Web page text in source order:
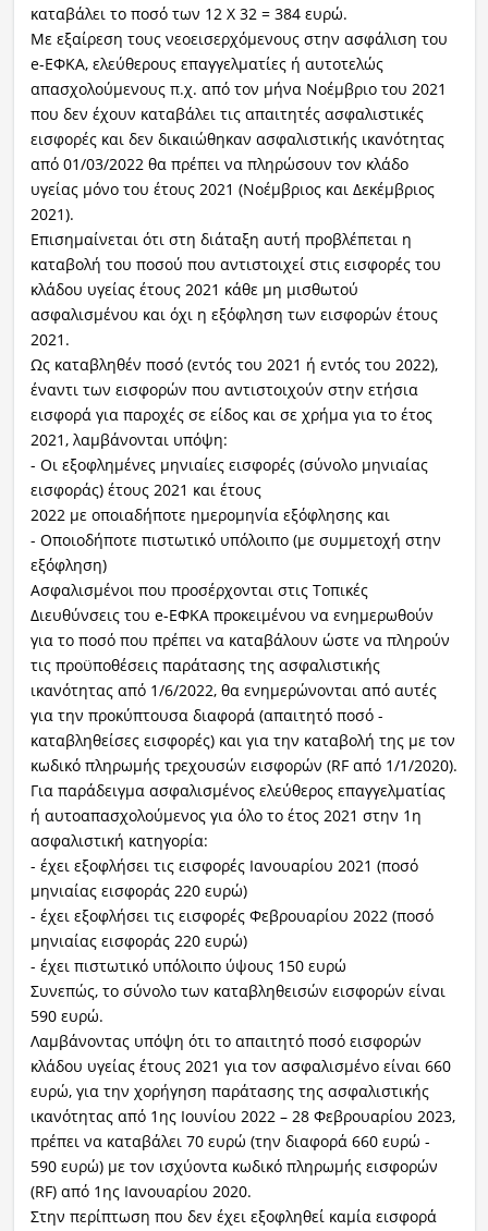
καταβάλει το ποσό των 12 Χ 32 = 384 ευρώ.
Με εξαίρεση τους νεοεισερχόμενους στην ασφάλιση του
e-ΕΦΚΑ, ελεύθερους επαγγελματίες ή αυτοτελώς
απασχολούμενους π.χ. από τον μήνα Νοέμβριο του 2021
που δεν έχουν καταβάλει τις απαιτητές ασφαλιστικές
εισφορές και δεν δικαιώθηκαν ασφαλιστικής ικανότητας
από 01/03/2022 θα πρέπει να πληρώσουν τον κλάδο
υγείας μόνο του έτους 2021 (Νοέμβριος και Δεκέμβριος
2021).
Επισημαίνεται ότι στη διάταξη αυτή προβλέπεται η
καταβολή του ποσού που αντιστοιχεί στις εισφορές του
κλάδου υγείας έτους 2021 κάθε μη μισθωτού
ασφαλισμένου και όχι η εξόφληση των εισφορών έτους
2021.
Ως καταβληθέν ποσό (εντός του 2021 ή εντός του 2022),
έναντι των εισφορών που αντιστοιχούν στην ετήσια
εισφορά για παροχές σε είδος και σε χρήμα για το έτος
2021, λαμβάνονται υπόψη:
- Οι εξοφλημένες μηνιαίες εισφορές (σύνολο μηνιαίας
εισφοράς) έτους 2021 και έτους
2022 με οποιαδήποτε ημερομηνία εξόφλησης και
- Οποιοδήποτε πιστωτικό υπόλοιπο (με συμμετοχή στην
εξόφληση)
Ασφαλισμένοι που προσέρχονται στις Τοπικές
Διευθύνσεις του e-ΕΦΚΑ προκειμένου να ενημερωθούν
για το ποσό που πρέπει να καταβάλουν ώστε να πληρούν
τις προϋποθέσεις παράτασης της ασφαλιστικής
ικανότητας από 1/6/2022, θα ενημερώνονται από αυτές
για την προκύπτουσα διαφορά (απαιτητό ποσό -
καταβληθείσες εισφορές) και για την καταβολή της με τον
κωδικό πληρωμής τρεχουσών εισφορών (RF από 1/1/2020).
Για παράδειγμα ασφαλισμένος ελεύθερος επαγγελματίας
ή αυτοαπασχολούμενος για όλο το έτος 2021 στην 1η
ασφαλιστική κατηγορία:
- έχει εξοφλήσει τις εισφορές Ιανουαρίου 2021 (ποσό
μηνιαίας εισφοράς 220 ευρώ)
- έχει εξοφλήσει τις εισφορές Φεβρουαρίου 2022 (ποσό
μηνιαίας εισφοράς 220 ευρώ)
- έχει πιστωτικό υπόλοιπο ύψους 150 ευρώ
Συνεπώς, το σύνολο των καταβληθεισών εισφορών είναι
590 ευρώ.
Λαμβάνοντας υπόψη ότι το απαιτητό ποσό εισφορών
κλάδου υγείας έτους 2021 για τον ασφαλισμένο είναι 660
ευρώ, για την χορήγηση παράτασης της ασφαλιστικής
ικανότητας από 1ης Ιουνίου 2022 – 28 Φεβρουαρίου 2023,
πρέπει να καταβάλει 70 ευρώ (την διαφορά 660 ευρώ -
590 ευρώ) με τον ισχύοντα κωδικό πληρωμής εισφορών
(RF) από 1ης Ιανουαρίου 2020.
Στην περίπτωση που δεν έχει εξοφληθεί καμία εισφορά